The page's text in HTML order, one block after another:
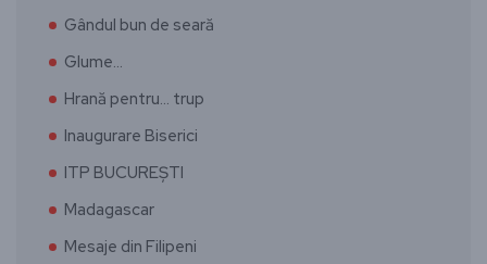
Gândul bun de seară
Glume…
Hrană pentru… trup
Inaugurare Biserici
ITP BUCUREȘTI
Madagascar
Mesaje din Filipeni